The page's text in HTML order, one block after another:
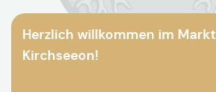
Herzlich willkommen im Markt
Kirchseeon!